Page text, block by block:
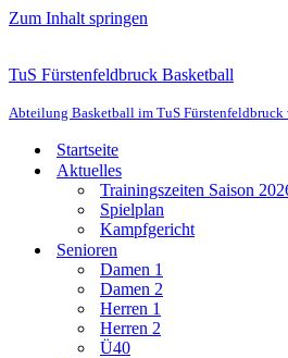
Zum Inhalt springen
TuS Fürstenfeldbruck Basketball
Abteilung Basketball im TuS Fürstenfeldbruck
Startseite
Aktuelles
Trainingszeiten Saison
Spielplan
Kampfgericht
Senioren
Damen 1
Damen 2
Herren 1
Herren 2
Ü40